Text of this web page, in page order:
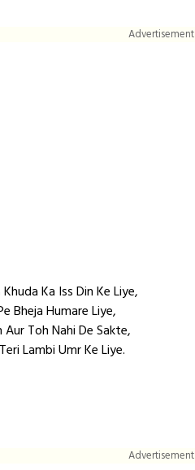
Advertisement
Ka Iss Din Ke Liye,
Bheja Humare Liye,
Aur Toh Nahi De Sakte,
Lambi Umr Ke Liye.
Advertisement